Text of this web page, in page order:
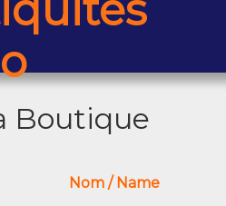
Boutique
Nom / Name